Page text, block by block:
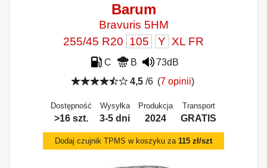
Barum
Bravuris 5HM
255/45 R20 105 Y XL FR
C B
73dB
4,5 /6 (7 opinii)
Dostępność
>16 szt.
Wysyłka
3-5 dni
Produkcja
2024
Transport
GRATIS
Dodaj czujnik TPMS w koszyku za 115 zł/szt